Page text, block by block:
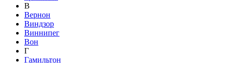
В
Вернон
Виндзор
Виннипег
Вон
Г
Гамильтон